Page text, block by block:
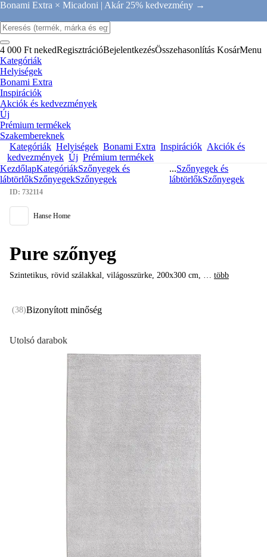
Bonami Extra × Micadoni | Akár 25% kedvezmény →
4 000 Ft nekedRegisztrációBejelentkezésÖsszehasonlítás KosárMenu
Kategóriák
Helyiségek
Bonami Extra
Inspirációk
Akciók és kedvezmények
Új
Prémium termékek
Szakembereknek
Kategóriák Helyiségek Bonami Extra Inspirációk Akciók és
kedvezmények Új Prémium termékek
KezdőlapKategóriákSzőnyegek és
lábtörlőkSzőnyegekSzőnyegek
...Szőnyegek és
lábtörlőkSzőnyegek
Utolsó darabok
ID: 732114
Hanse Home
Pure szőnyeg
Szintetikus, rövid szálakkal, világosszürke, 200x300 cm, … több
(38)Bizonyított minőség